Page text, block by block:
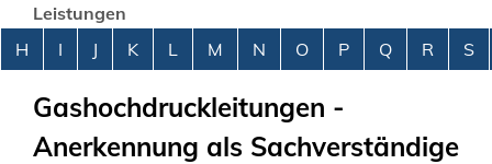
Leistungen
Alphabetisches Register überspringen
H I J K L M N O P Q R S
Gashochdruckleitungen -
Anerkennung als Sachverständige